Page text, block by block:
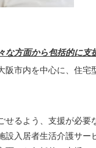
方面から包括的に支
阪市内を中心に、住
せるよう、支援が必
設入居者生活介護サ